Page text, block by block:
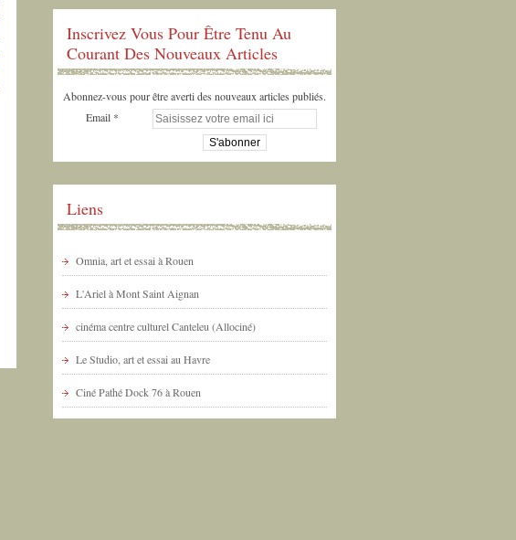
Inscrivez Vous Pour Être Tenu Au
Courant Des Nouveaux Articles
Abonnez-vous pour être averti des nouveaux articles publiés.
Email
Liens
Omnia, art et essai à Rouen
L'Ariel à Mont Saint Aignan
cinéma centre culturel Canteleu (Allociné)
Le Studio, art et essai au Havre
Ciné Pathé Dock 76 à Rouen